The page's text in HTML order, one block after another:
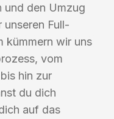
und den Umzug
Full-
kümmern wir uns
vom
hin zur
du dich
auf das